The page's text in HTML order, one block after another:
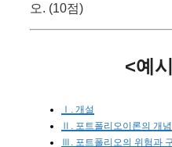
오. (10점)
<예
Ⅰ. 개설
Ⅱ. 포트폴리오이론의 개념
Ⅲ. 포트폴리오의 위험과